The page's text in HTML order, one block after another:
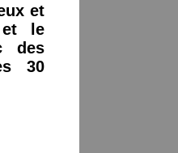
et
et le
des
30